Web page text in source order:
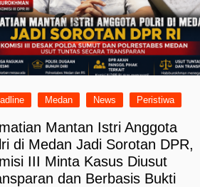
Medan News Peristiwa
Mantan Istri Anggota
di Medan Jadi Sorotan DPR,
III Minta Kasus Diusut
dan Berbasis Bukti